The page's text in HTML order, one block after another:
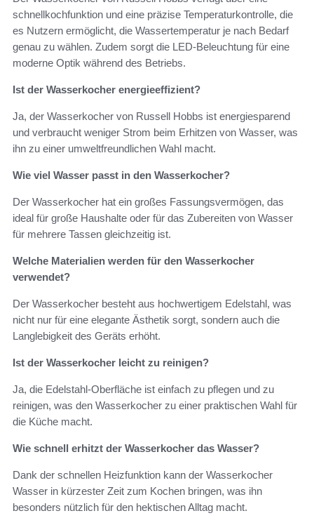
schnellkochfunktion und eine präzise Temperaturkontrolle, die
es Nutzern ermöglicht, die Wassertemperatur je nach Bedarf
genau zu wählen. Zudem sorgt die LED-Beleuchtung für eine
moderne Optik während des Betriebs.
Ist der Wasserkocher energieeffizient?
Ja, der Wasserkocher von Russell Hobbs ist energiesparend
und verbraucht weniger Strom beim Erhitzen von Wasser, was
ihn zu einer umweltfreundlichen Wahl macht.
Wie viel Wasser passt in den Wasserkocher?
Der Wasserkocher hat ein großes Fassungsvermögen, das
ideal für große Haushalte oder für das Zubereiten von Wasser
für mehrere Tassen gleichzeitig ist.
Welche Materialien werden für den Wasserkocher
verwendet?
Der Wasserkocher besteht aus hochwertigem Edelstahl, was
nicht nur für eine elegante Ästhetik sorgt, sondern auch die
Langlebigkeit des Geräts erhöht.
Ist der Wasserkocher leicht zu reinigen?
Ja, die Edelstahl-Oberfläche ist einfach zu pflegen und zu
reinigen, was den Wasserkocher zu einer praktischen Wahl für
die Küche macht.
Wie schnell erhitzt der Wasserkocher das Wasser?
Dank der schnellen Heizfunktion kann der Wasserkocher
Wasser in kürzester Zeit zum Kochen bringen, was ihn
besonders nützlich für den hektischen Alltag macht.